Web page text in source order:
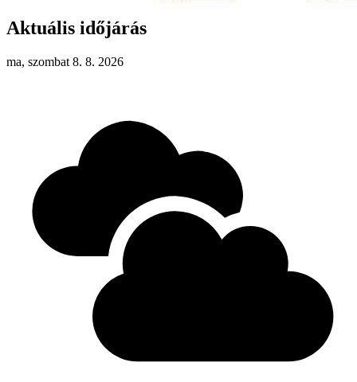
Aktuális időjárás
ma, szombat 8. 8. 2026